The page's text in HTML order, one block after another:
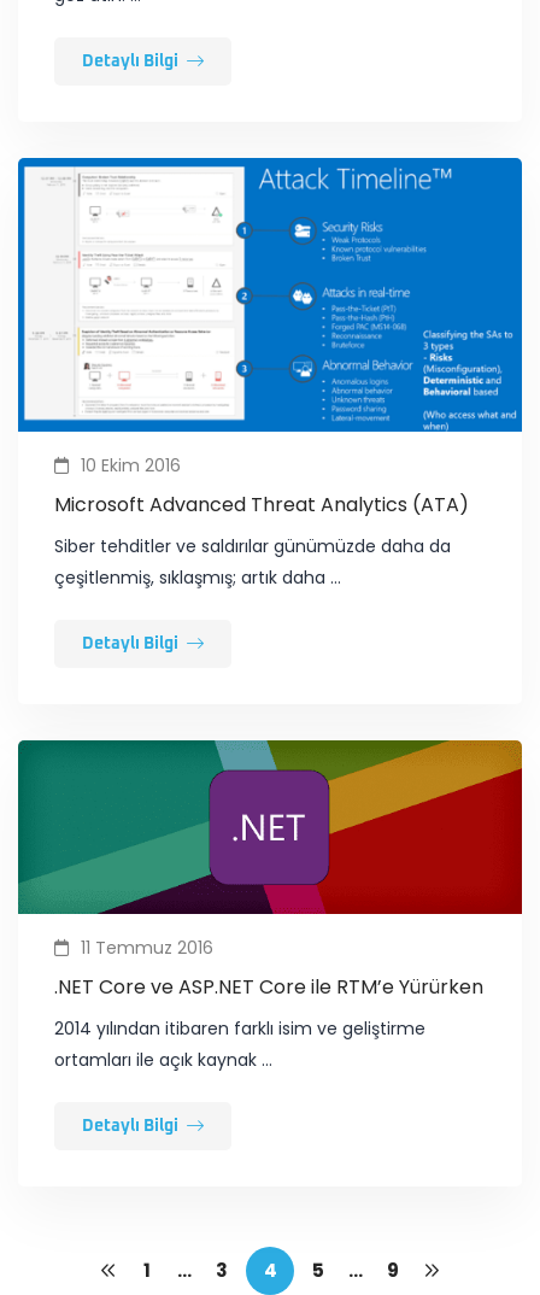
Detaylı Bilgi
10 Ekim 2016
Microsoft Advanced Threat Analytics (ATA)
Siber tehditler ve saldırılar günümüzde daha da
çeşitlenmiş, sıklaşmış; artık daha …
Detaylı Bilgi
11 Temmuz 2016
.NET Core ve ASP.NET Core ile RTM’e Yürürken
2014 yılından itibaren farklı isim ve geliştirme
ortamları ile açık kaynak …
Detaylı Bilgi
1 … 3 4 5 … 9